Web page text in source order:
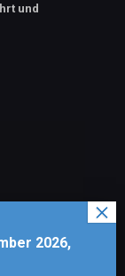
und
2026,